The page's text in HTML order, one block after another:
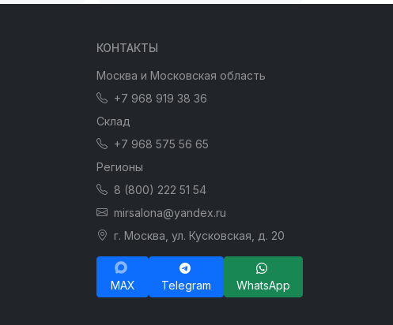
КОНТАКТЫ
Москва и Московская область
+7 968 919 38 36
Склад
+7 968 575 56 65
Регионы
8 (800) 222 51 54
mirsalona@yandex.ru
г. Москва, ул. Кусковская, д. 20
MAX Telegram WhatsApp